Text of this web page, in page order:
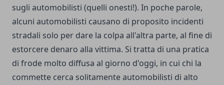
sugli automobilisti (quelli onesti!). In poche parole,
alcuni automobilisti causano di proposito incidenti
stradali solo per dare la colpa all'altra parte, al fine di
estorcere denaro alla vittima. Si tratta di una pratica
di frode molto diffusa al giorno d'oggi, in cui chi la
commette cerca solitamente automobilisti di alto